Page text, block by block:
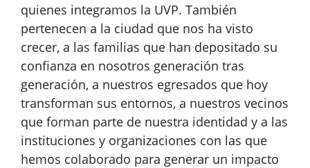
quienes integramos la UVP. También
pertenecen a la ciudad que nos ha visto
crecer, a las familias que han depositado su
confianza en nosotros generación tras
generación, a nuestros egresados que hoy
transforman sus entornos, a nuestros vecinos
que forman parte de nuestra identidad y a las
instituciones y organizaciones con las que
hemos colaborado para generar un impacto